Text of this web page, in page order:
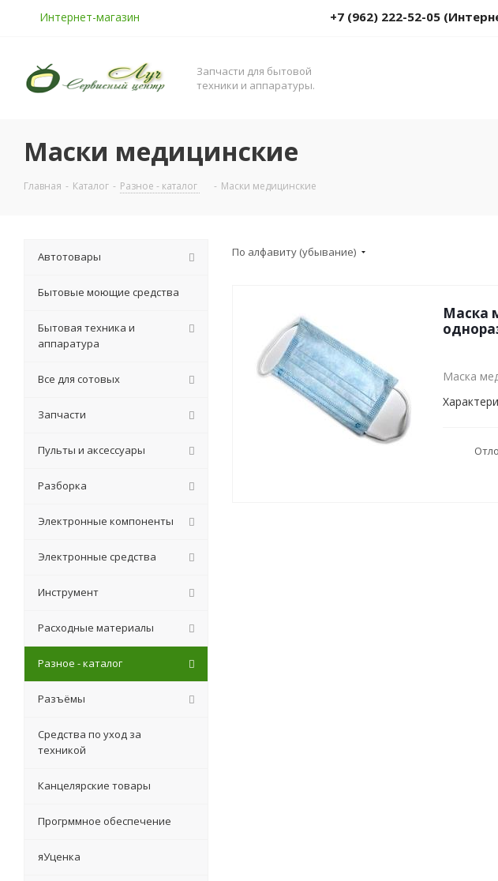
Интернет-магазин +7 (962) 222-52-05
Запчасти для бытовой
техники и аппаратуры.
Маски медицинские
Главная - Каталог - Разное - каталог - Маски медицинские
По алфавиту (убывание)
Маска
Маска
Автотовары
Бытовые моющие средства
Бытовая техника и
аппаратура
Все для сотовых
Запчасти
Пульты и аксессуары
Разборка
Электронные компоненты
Электронные средства
Инструмент
Расходные материалы
Разное - каталог
Разъёмы
Средства по уход за
техникой
Канцелярские товары
Прогрммное обеспечение
яУценка